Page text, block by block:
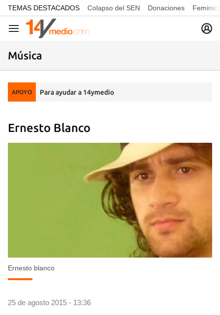
common.go-to-content
TEMAS DESTACADOS Colapso del SEN Donaciones
Navegación
Música
APOYO Para ayudar a 14ymedio
Ernesto Blanco
Ernesto blanco
25 de agosto 2015 - 13:36